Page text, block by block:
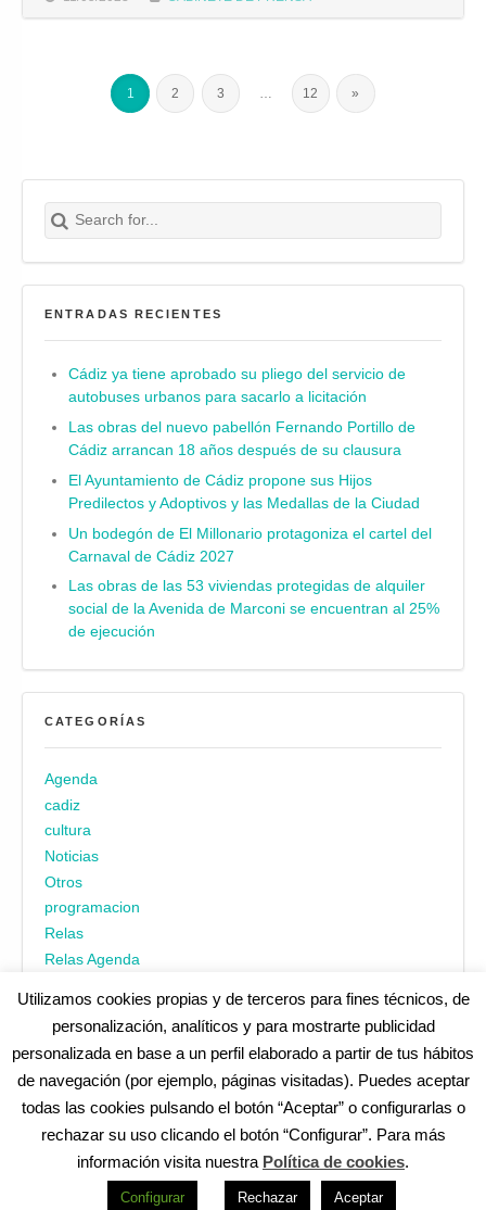
1 2 3 12 »
Search for:
Buscar
ENTRADAS RECIENTES
Cádiz ya tiene aprobado su pliego del servicio de
autobuses urbanos para sacarlo a licitación
Las obras del nuevo pabellón Fernando Portillo de
Cádiz arrancan 18 años después de su clausura
El Ayuntamiento de Cádiz propone sus Hijos
Predilectos y Adoptivos y las Medallas de la Ciudad
Un bodegón de El Millonario protagoniza el cartel del
Carnaval de Cádiz 2027
Las obras de las 53 viviendas protegidas de alquiler
social de la Avenida de Marconi se encuentran al 25%
de ejecución
CATEGORÍAS
Agenda
cadiz
cultura
Noticias
Otros
programacion
Relas
Relas Agenda
¿No encuentras alguna cosa? Echa un vistazo encadiz.es|
Aviso legal| Política de privacidad|Accesibilidad| Política de
Redes Sociales (Listado completo):
Utilizamos cookies propias y de terceros para fines técnicos, de
personalización, analíticos y para mostrarte publicidad
personalizada en base a un perfil elaborado a partir de tus hábitos
de navegación (por ejemplo, páginas visitadas). Puedes aceptar
todas las cookies pulsando el botón “Aceptar” o configurarlas o
rechazar su uso clicando el botón “Configurar”. Para más
información visita nuestra Política de cookies.
Configurar Rechazar Aceptar